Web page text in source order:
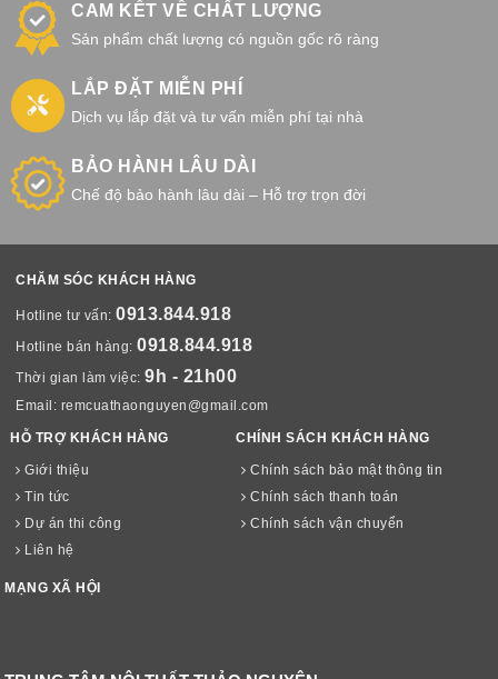
CAM KẾT VỀ CHẤT LƯỢNG
Sản phẩm chất lượng có nguồn gốc rõ ràng
LẮP ĐẶT MIỄN PHÍ
Dịch vụ lắp đặt và tư vấn miễn phí tại nhà
BẢO HÀNH LÂU DÀI
Chế độ bảo hành lâu dài – Hỗ trợ trọn đời
CHĂM SÓC KHÁCH HÀNG
Hotline tư vấn:0913.844.918
Hotline bán hàng:0918.844.918
Thời gian làm việc:9h - 21h00
Email: remcuathaonguyen@gmail.com
HỖ TRỢ KHÁCH HÀNG
Giới thiệu
Tin tức
Dự án thi công
Liên hệ
CHÍNH SÁCH KHÁCH HÀNG
Chính sách bảo mật thông tin
Chính sách thanh toán
Chính sách vận chuyển
MẠNG XÃ HỘI